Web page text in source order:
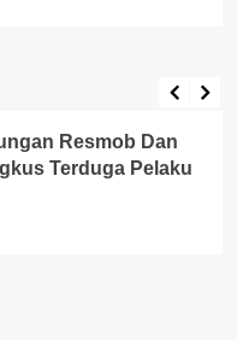
Resmob Dan
Terduga Pelaku